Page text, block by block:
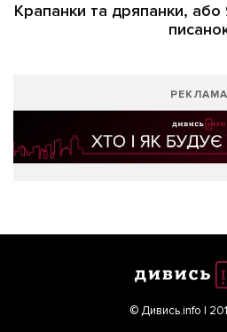
Крапанки та дряпанки, або
РЕКЛАМА
© Дивись.info |